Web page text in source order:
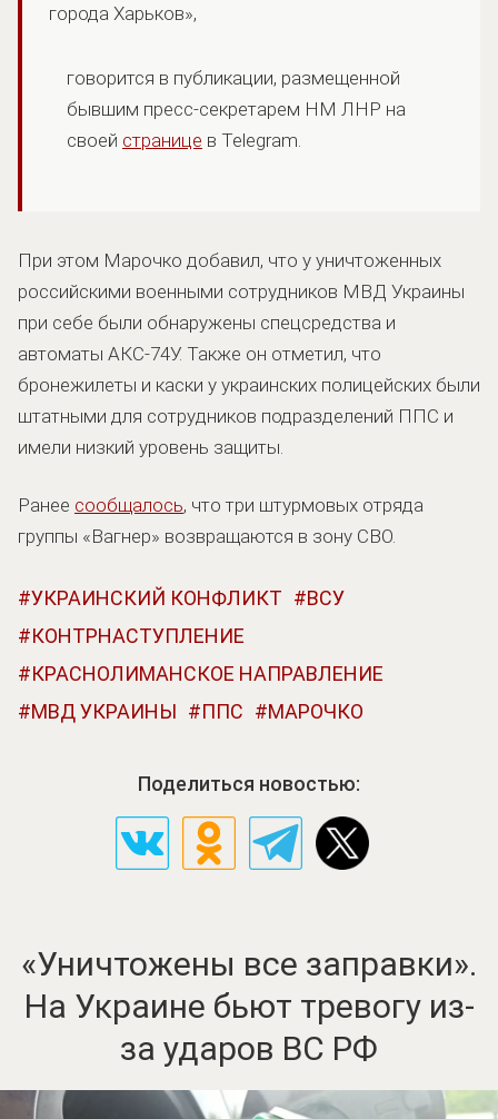
города Харьков»,
говорится в публикации, размещенной
бывшим пресс-секретарем НМ ЛНР на
своей странице в Telegram.
При этом Марочко добавил, что у уничтоженных
российскими военными сотрудников МВД Украины
при себе были обнаружены спецсредства и
автоматы АКС-74У. Также он отметил, что
бронежилеты и каски у украинских полицейских были
штатными для сотрудников подразделений ППС и
имели низкий уровень защиты.
Ранее сообщалось, что три штурмовых отряда
группы «Вагнер» возвращаются в зону СВО.
УКРАИНСКИЙ КОНФЛИКТ
ВСУ
КОНТРНАСТУПЛЕНИЕ
КРАСНОЛИМАНСКОЕ НАПРАВЛЕНИЕ
МВД УКРАИНЫ
ППС МАРОЧКО
Поделиться новостью:
«Уничтожены все заправки».
На Украине бьют тревогу из-
за ударов ВС РФ